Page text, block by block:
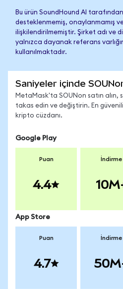
Bu ürün SoundHound AI
desteklenmemiş, onaylanmamış
ilişkilendirilmemiştir. Şirket adı ve
yalnızca dayanak referans
kullanılmaktadır.
Saniyeler içinde
MetaMask'ta SOUNon satın alın,
takas edin ve değiştirin. En
kripto cüzdanı.
Google Play
Puan
4.4
İndirme
App Store
Puan
4.7
İndirme